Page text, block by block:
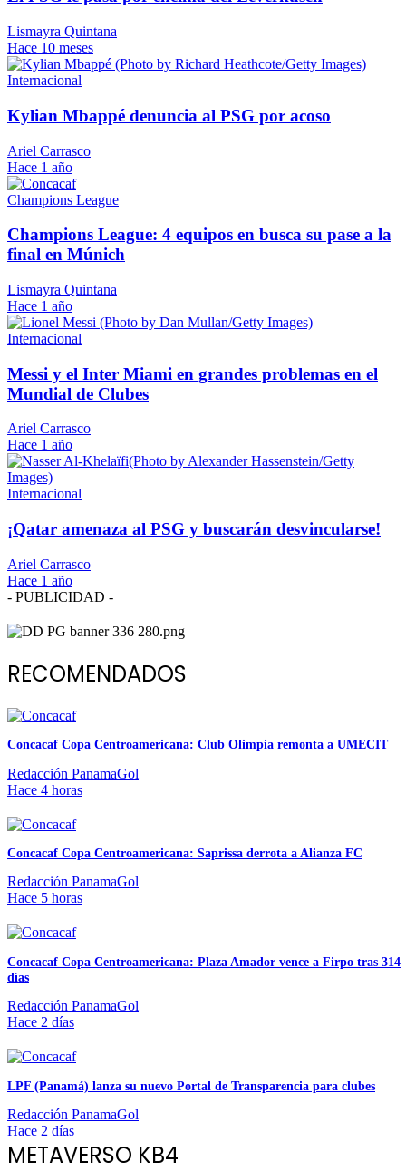
Lismayra Quintana
Hace 10 meses
Internacional
Kylian Mbappé denuncia al PSG por acoso
Ariel Carrasco
Hace 1 año
Champions League
Champions League: 4 equipos en busca su pase a la
final en Múnich
Lismayra Quintana
Hace 1 año
Internacional
Messi y el Inter Miami en grandes problemas en el
Mundial de Clubes
Ariel Carrasco
Hace 1 año
Internacional
¡Qatar amenaza al PSG y buscarán desvincularse!
Ariel Carrasco
Hace 1 año
- PUBLICIDAD -
RECOMENDADOS
Concacaf Copa Centroamericana: Club Olimpia remonta a UMECIT
Redacción PanamaGol
Hace 4 horas
Concacaf Copa Centroamericana: Saprissa derrota a Alianza FC
Redacción PanamaGol
Hace 5 horas
Concacaf Copa Centroamericana: Plaza Amador vence a Firpo tras 314
días
Redacción PanamaGol
Hace 2 días
LPF (Panamá) lanza su nuevo Portal de Transparencia para clubes
Redacción PanamaGol
Hace 2 días
METAVERSO KB4